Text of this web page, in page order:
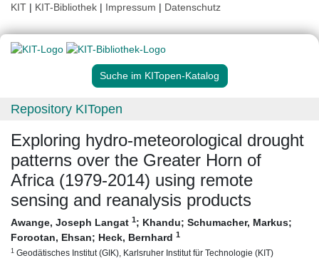
KIT | KIT-Bibliothek | Impressum | Datenschutz
Suche im KITopen-Katalog
Repository KITopen
Exploring hydro-meteorological drought
patterns over the Greater Horn of
Africa (1979-2014) using remote
sensing and reanalysis products
Awange, Joseph Langat 1; Khandu; Schumacher, Markus;
Forootan, Ehsan; Heck, Bernhard 1
1 Geodätisches Institut (GIK), Karlsruher Institut für Technologie (KIT)